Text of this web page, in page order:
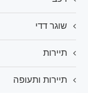
שוגר דדי
תיירות
תיירות ותעופה